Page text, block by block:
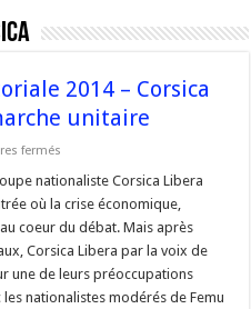
2014 – Corsica
unitaire
fermés
:
Territoriale
2014
–
Corsica
Libera
prône
une
nationaliste Corsica Libera
où la crise économique,
coeur du débat. Mais après
Corsica Libera par la voix de
une de leurs préoccupations
nationalistes modérés de Femu